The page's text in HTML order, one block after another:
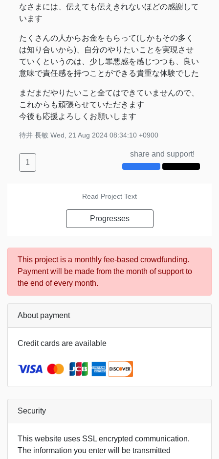
なさまには、伝えても伝えきれないほどの感謝して
います
たくさんの人からお金をもらって(しかもその多く
は知り合いから)、自分のやりたいことを実現させ
ていくというのは、少し罪悪感を感じつつも、良い
意味で責任感を持つことができる貴重な体験でした
まだまだやりたいこと全てはできていませんので、
これからも頑張らせていただきます
今後も応援よろしくお願いします
待井 長敏 Wed, 21 Aug 2024 08:34:10 +0900
1
share and support!
Read Project Text
Progresses
This project is a monthly fee-based crowdfunding.
Payment will be made from the month of support to
the end of every month.
About payment
Credit cards are available
Security
This website uses SSL encrypted communication.
The information you enter will be transmitted